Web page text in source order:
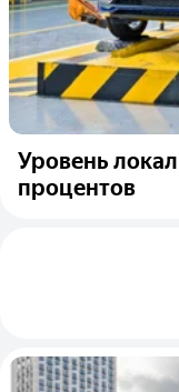
Уровень
процентов